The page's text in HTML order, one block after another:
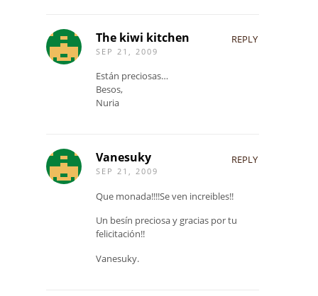
The kiwi kitchen
SEP 21, 2009
REPLY
Están preciosas…
Besos,
Nuria
Vanesuky
SEP 21, 2009
REPLY
Que monada!!!!Se ven increibles!!
Un besín preciosa y gracias por tu
felicitación!!
Vanesuky.